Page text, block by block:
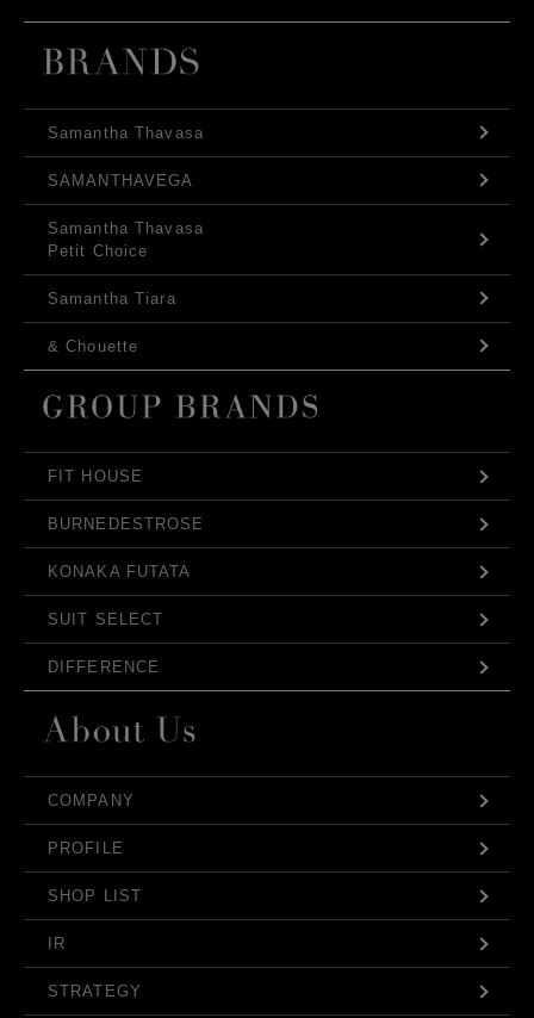
Samantha Thavasa
SAMANTHAVEGA
Samantha Thavasa
Petit Choice
Samantha Tiara
& Chouette
FIT HOUSE
BURNEDESTROSE
KONAKA FUTATA
SUIT SELECT
DIFFERENCE
COMPANY
PROFILE
SHOP LIST
IR
STRATEGY